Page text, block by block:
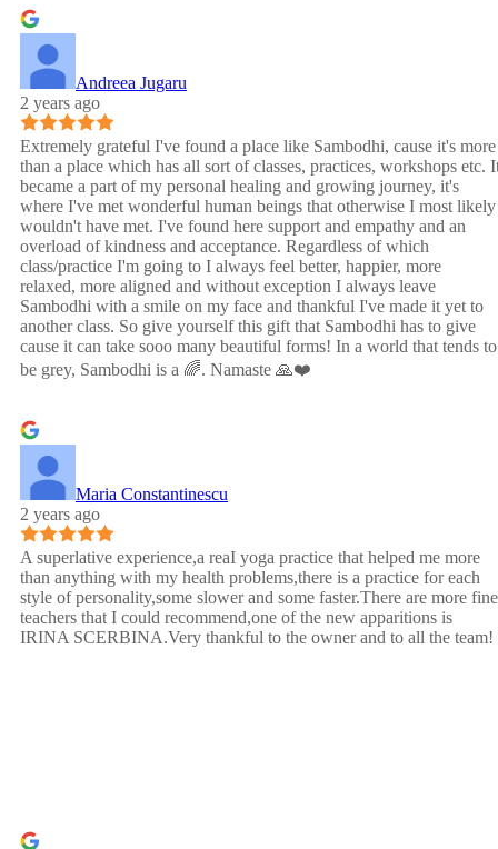
Andreea Jugaru
2 years ago
Extremely grateful I've found a place like Sambodhi, cause it's more
than a place which has all sort of classes, practices, workshops etc.
became a part of my personal healing and growing journey, it's
where I've met wonderful human beings that otherwise I most likely
wouldn't have met. I've found here support and empathy and an
overload of kindness and acceptance. Regardless of which
class/practice I'm going to I always feel better, happier, more
relaxed, more aligned and without exception I always leave
Sambodhi with a smile on my face and thankful I've made it yet to
another class. So give yourself this gift that Sambodhi has to give
cause it can take sooo many beautiful forms! In a world that tends to
be grey, Sambodhi is a 🌈. Namaste 🙏❤️
Maria Constantinescu
2 years ago
A superlative experience,a reaI yoga practice that helped me more
than anything with my health problems,there is a practice for each
style of personality,some slower and some faster.There are more fine
teachers that I could recommend,one of the new apparitions is
IRINA SCERBINA.Very thankful to the owner and to all the team!